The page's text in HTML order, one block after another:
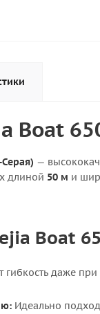
Boat
—
длиной 50 м и
Boat
гибкость даже
Идеально